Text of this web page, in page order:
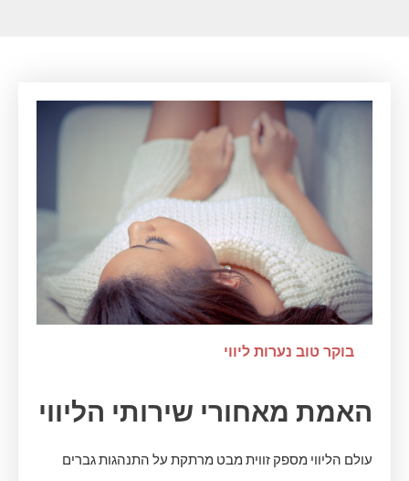
בוקר טוב נערות ליווי
האמת מאחורי שירותי הליווי
עולם הליווי מספק זווית מבט מרתקת על התנהגות גברים